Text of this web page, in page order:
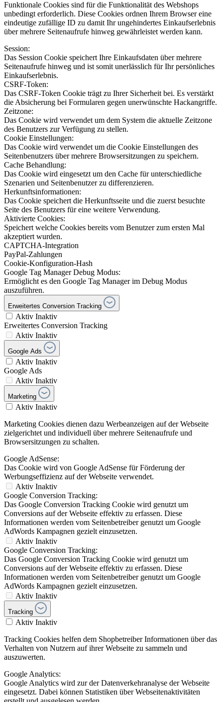
Funktionale Cookies sind für die Funktionalität des Webshops
unbedingt erforderlich. Diese Cookies ordnen Ihrem Browser eine
eindeutige zufällige ID zu damit Ihr ungehindertes Einkaufserlebnis
über mehrere Seitenaufrufe hinweg gewährleistet werden kann.
Session:
Das Session Cookie speichert Ihre Einkaufsdaten über mehrere
Seitenaufrufe hinweg und ist somit unerlässlich für Ihr persönliches
Einkaufserlebnis.
CSRF-Token:
Das CSRF-Token Cookie trägt zu Ihrer Sicherheit bei. Es verstärkt
die Absicherung bei Formularen gegen unerwünschte Hackangriffe.
Zeitzone:
Das Cookie wird verwendet um dem System die aktuelle Zeitzone
des Benutzers zur Verfügung zu stellen.
Cookie Einstellungen:
Das Cookie wird verwendet um die Cookie Einstellungen des
Seitenbenutzers über mehrere Browsersitzungen zu speichern.
Cache Behandlung:
Das Cookie wird eingesetzt um den Cache für unterschiedliche
Szenarien und Seitenbenutzer zu differenzieren.
Herkunftsinformationen:
Das Cookie speichert die Herkunftsseite und die zuerst besuchte
Seite des Benutzers für eine weitere Verwendung.
Aktivierte Cookies:
Speichert welche Cookies bereits vom Benutzer zum ersten Mal
akzeptiert wurden.
CAPTCHA-Integration
PayPal-Zahlungen
Cookie-Konfiguration-Hash
Google Tag Manager Debug Modus:
Ermöglicht es den Google Tag Manager im Debug Modus
auszuführen.
Erweitertes Conversion Tracking
Aktiv Inaktiv
Erweitertes Conversion Tracking
Aktiv Inaktiv
Google Ads
Aktiv Inaktiv
Google Ads
Aktiv Inaktiv
Marketing
Aktiv Inaktiv
Marketing Cookies dienen dazu Werbeanzeigen auf der Webseite
zielgerichtet und individuell über mehrere Seitenaufrufe und
Browsersitzungen zu schalten.
Google AdSense:
Das Cookie wird von Google AdSense für Förderung der
Werbungseffizienz auf der Webseite verwendet.
Aktiv Inaktiv
Google Conversion Tracking:
Das Google Conversion Tracking Cookie wird genutzt um
Conversions auf der Webseite effektiv zu erfassen. Diese
Informationen werden vom Seitenbetreiber genutzt um Google
AdWords Kampagnen gezielt einzusetzen.
Aktiv Inaktiv
Google Conversion Tracking:
Das Google Conversion Tracking Cookie wird genutzt um
Conversions auf der Webseite effektiv zu erfassen. Diese
Informationen werden vom Seitenbetreiber genutzt um Google
AdWords Kampagnen gezielt einzusetzen.
Aktiv Inaktiv
Tracking
Aktiv Inaktiv
Tracking Cookies helfen dem Shopbetreiber Informationen über das
Verhalten von Nutzern auf ihrer Webseite zu sammeln und
auszuwerten.
Google Analytics:
Google Analytics wird zur der Datenverkehranalyse der Webseite
eingesetzt. Dabei können Statistiken über Webseitenaktivitäten